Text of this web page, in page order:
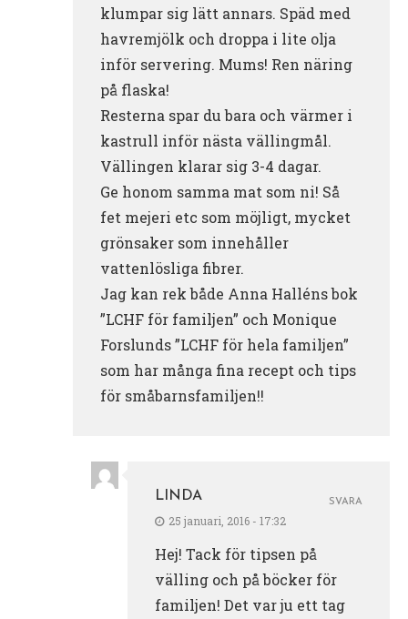
klumpar sig lätt annars. Späd med
havremjölk och droppa i lite olja
inför servering. Mums! Ren näring
på flaska!
Resterna spar du bara och värmer i
kastrull inför nästa vällingmål.
Vällingen klarar sig 3-4 dagar.
Ge honom samma mat som ni! Så
fet mejeri etc som möjligt, mycket
grönsaker som innehåller
vattenlösliga fibrer.
Jag kan rek både Anna Halléns bok
”LCHF för familjen” och Monique
Forslunds ”LCHF för hela familjen”
som har många fina recept och tips
för småbarnsfamiljen!!
LINDA
25 januari, 2016 - 17:32
Hej! Tack för tipsen på
välling och på böcker för
familjen! Det var ju ett tag
SVARA